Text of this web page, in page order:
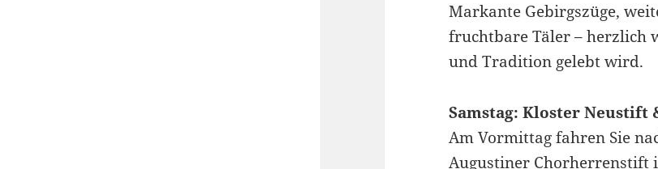
Markante Gebirgszüge,
fruchtbare Täler – herzlich
und Tradition gelebt wird.
Samstag: Kloster
Am Vormittag fahren Sie
Augustiner Chorherrenstift